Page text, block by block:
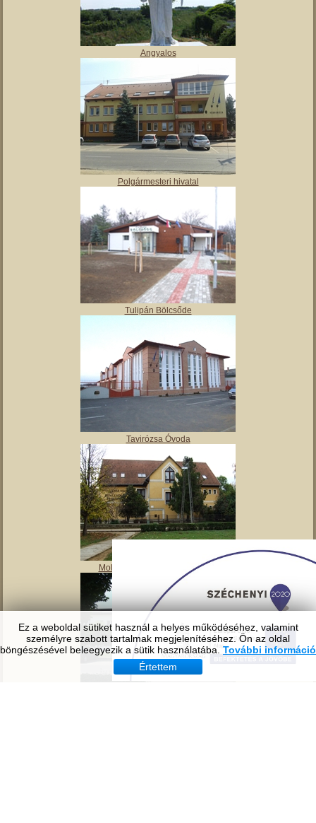
Ez a weboldal sütiket használ a helyes működéséhez, valamint
személyre szabott tartalmak megjelenítéséhez. Ön az oldal
böngészésével beleegyezik a sütik használatába. További információ
Értettem
Vajai Ős-tó
Angyalos
Polgármesteri hivatal
Tulipán Bölcsőde